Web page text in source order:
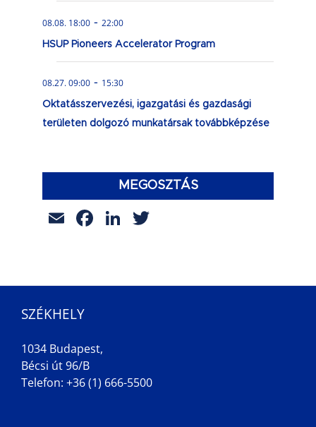
08.08. 18:00 - 22:00
HSUP Pioneers Accelerator Program
08.27. 09:00 - 15:30
Oktatásszervezési, igazgatási és gazdasági
területen dolgozó munkatársak továbbképzése
MEGOSZTÁS
EmailFacebook
LinkedIn
SZÉKHELY
1034 Budapest,
Bécsi út 96/B
Telefon: +36 (1) 666-5500